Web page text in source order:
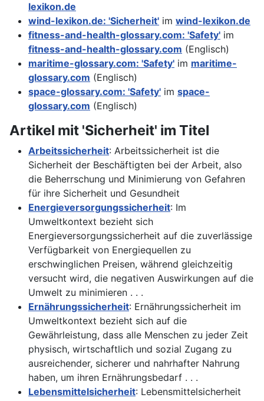
lexikon.de
wind-lexikon.de: 'Sicherheit' im wind-lexikon.de
fitness-and-health-glossary.com: 'Safety' im
fitness-and-health-glossary.com (Englisch)
maritime-glossary.com: 'Safety' im maritime-
glossary.com (Englisch)
space-glossary.com: 'Safety' im space-
glossary.com (Englisch)
Artikel mit 'Sicherheit' im Titel
Arbeitssicherheit: Arbeitssicherheit ist die
Sicherheit der Beschäftigten bei der Arbeit, also
die Beherrschung und Minimierung von Gefahren
für ihre Sicherheit und Gesundheit
Energieversorgungssicherheit: Im
Umweltkontext bezieht sich
Energieversorgungssicherheit auf die zuverlässige
Verfügbarkeit von Energiequellen zu
erschwinglichen Preisen, während gleichzeitig
versucht wird, die negativen Auswirkungen auf die
Umwelt zu minimieren . . .
Ernährungssicherheit: Ernährungssicherheit im
Umweltkontext bezieht sich auf die
Gewährleistung, dass alle Menschen zu jeder Zeit
physisch, wirtschaftlich und sozial Zugang zu
ausreichender, sicherer und nahrhafter Nahrung
haben, um ihren Ernährungsbedarf . . .
Lebensmittelsicherheit: Lebensmittelsicherheit